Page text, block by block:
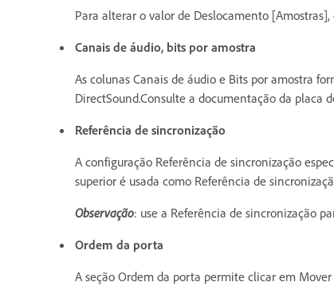
Para alterar o valor de Deslocamento
Canais de áudio, bits por amostra
As colunas Canais de áudio e Bits por amostra
DirectSound.Consulte a documentação da placa
Referência de sincronização
A configuração Referência de sincronização
superior é usada como Referência de
Observação: use a Referência de sincronização
Ordem da porta
A seção Ordem da porta permite clicar em